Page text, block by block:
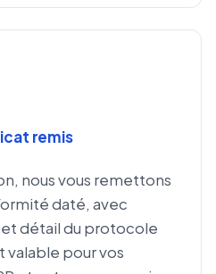
remis
nous vous remettons
daté, avec
détail du protocole
pour vos